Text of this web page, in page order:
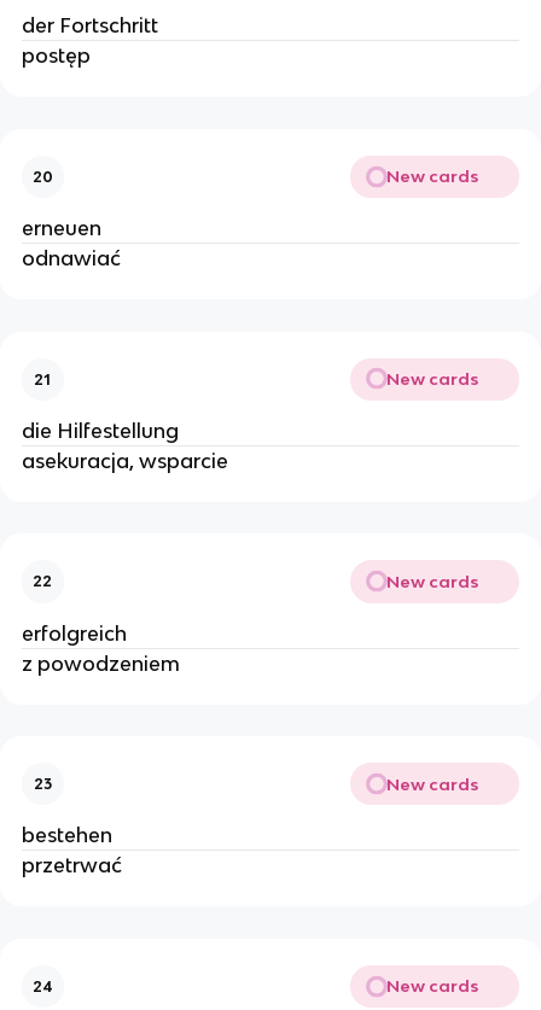
der Fortschritt
postęp
20 New cards
erneuen
odnawiać
21 New cards
die Hilfestellung
asekuracja, wsparcie
22 New cards
erfolgreich
z powodzeniem
23 New cards
bestehen
przetrwać
24 New cards